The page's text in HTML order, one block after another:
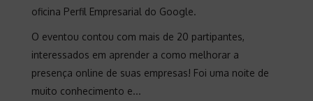
oficina Perfil Empresarial do Google.
O eventou contou com mais de 20 partipantes,
interessados em aprender a como melhorar a
presença online de suas empresas! Foi uma noite de
muito conhecimento e...